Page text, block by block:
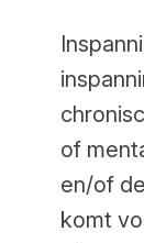
of
en/of
komt